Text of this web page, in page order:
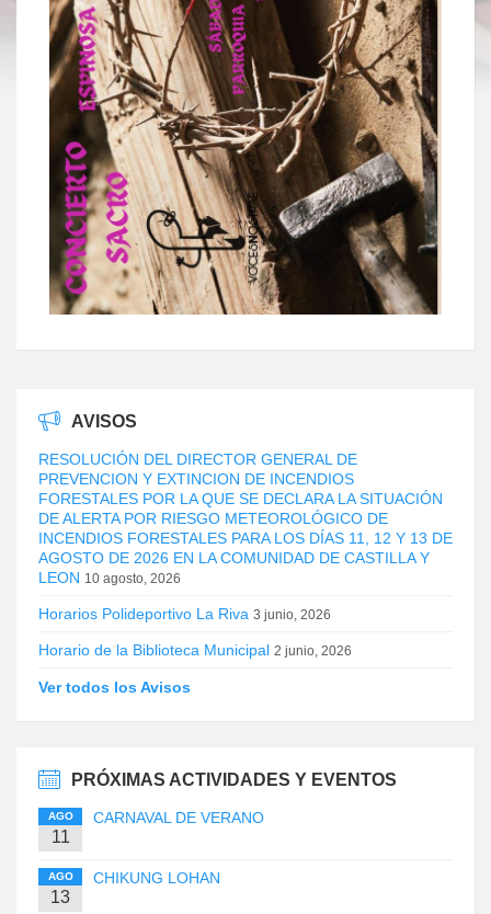
AVISOS
RESOLUCIÓN DEL DIRECTOR GENERAL DE
PREVENCION Y EXTINCION DE INCENDIOS
FORESTALES POR LA QUE SE DECLARA LA SITUACIÓN
DE ALERTA POR RIESGO METEOROLÓGICO DE
INCENDIOS FORESTALES PARA LOS DÍAS 11, 12 Y 13 DE
AGOSTO DE 2026 EN LA COMUNIDAD DE CASTILLA Y
LEON 10 agosto, 2026
Horarios Polideportivo La Riva 3 junio, 2026
Horario de la Biblioteca Municipal 2 junio, 2026
Ver todos los Avisos
PRÓXIMAS ACTIVIDADES Y EVENTOS
AGO
11
CARNAVAL DE VERANO
AGO
13
CHIKUNG LOHAN